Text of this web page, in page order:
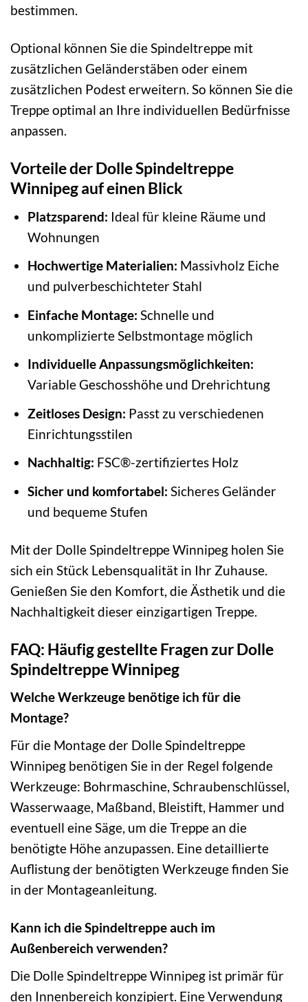
bestimmen.
Optional können Sie die Spindeltreppe mit
zusätzlichen Geländerstäben oder einem
zusätzlichen Podest erweitern. So können Sie die
Treppe optimal an Ihre individuellen Bedürfnisse
anpassen.
Vorteile der Dolle Spindeltreppe
Winnipeg auf einen Blick
Platzsparend: Ideal für kleine Räume und
Wohnungen
Hochwertige Materialien: Massivholz Eiche
und pulverbeschichteter Stahl
Einfache Montage: Schnelle und
unkomplizierte Selbstmontage möglich
Individuelle Anpassungsmöglichkeiten:
Variable Geschosshöhe und Drehrichtung
Zeitloses Design: Passt zu verschiedenen
Einrichtungsstilen
Nachhaltig: FSC®-zertifiziertes Holz
Sicher und komfortabel: Sicheres Geländer
und bequeme Stufen
Mit der Dolle Spindeltreppe Winnipeg holen Sie
sich ein Stück Lebensqualität in Ihr Zuhause.
Genießen Sie den Komfort, die Ästhetik und die
Nachhaltigkeit dieser einzigartigen Treppe.
FAQ: Häufig gestellte Fragen zur Dolle
Spindeltreppe Winnipeg
Welche Werkzeuge benötige ich für die
Montage?
Für die Montage der Dolle Spindeltreppe
Winnipeg benötigen Sie in der Regel folgende
Werkzeuge: Bohrmaschine, Schraubenschlüssel,
Wasserwaage, Maßband, Bleistift, Hammer und
eventuell eine Säge, um die Treppe an die
benötigte Höhe anzupassen. Eine detaillierte
Auflistung der benötigten Werkzeuge finden Sie
in der Montageanleitung.
Kann ich die Spindeltreppe auch im
Außenbereich verwenden?
Die Dolle Spindeltreppe Winnipeg ist primär für
den Innenbereich konzipiert. Eine Verwendung